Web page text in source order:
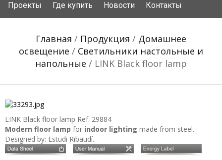
Проекты Где купить Новости Контакты
Главная / Продукция / Домашнее
освещение / Светильники настольные и
напольные / LINK Black floor lamp
LINK Black floor lamp Ref. 29884
Modern floor lamp for indoor lighting made from steel.
Designed by: Estudi Ribaudí.